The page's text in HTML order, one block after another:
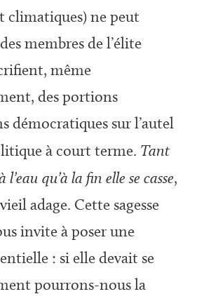
climatiques) ne peut
membres de l’élite
même
des portions
démocratiques sur l’autel
à court terme. Tant
qu’à la fin elle se casse,
adage. Cette sagesse
invite à poser une
: si elle devait se
pourrons-nous la